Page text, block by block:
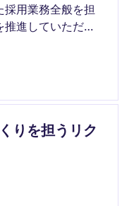
用業務全般を担
進していただき
戦略を実行し、
です。
りを担うリク